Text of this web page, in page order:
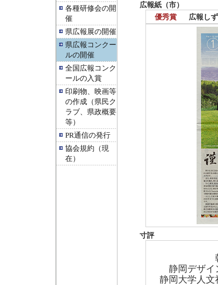
各種研修会の開
催
県広報展の開催
県広報コンクー
ルの開催
全国広報コンク
ールの入賞
印刷物、映画等
の作成（県民ク
ラブ、県政概要
等）
PR通信の発行
協会規約（現
在）
広報紙（市）
優秀賞
広報し
寸評
静岡デザ
静岡大学人文